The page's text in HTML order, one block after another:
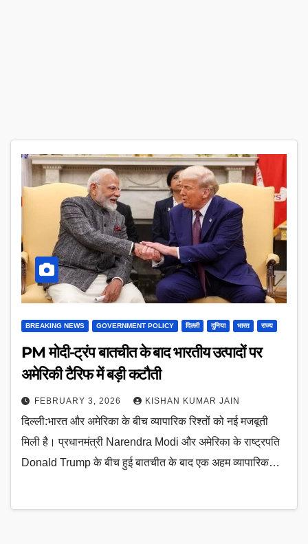
BREAKING NEWS GOVERNMENT POLICY दिल्ली दुनिया भारत राज्य
PM मोदी-ट्रंप बातचीत के बाद भारतीय उत्पादों पर
अमेरिकी टैरिफ में बड़ी कटौती
FEBRUARY 3, 2026 KISHAN KUMAR JAIN
दिल्ली:भारत और अमेरिका के बीच व्यापारिक रिश्तों को नई मजबूती
मिली है। प्रधानमंत्री Narendra Modi और अमेरिका के राष्ट्रपति
Donald Trump के बीच हुई बातचीत के बाद एक अहम व्यापारिक…